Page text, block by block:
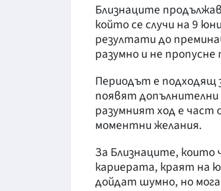
Близнаците
който се случи на 9
резултати до
разумно и не
Периодът е подходящ
появят допълнителни
разумният ход е част
моментни желания.
За Близнаците, които
кариерата, краят на
дойдат шумно, но